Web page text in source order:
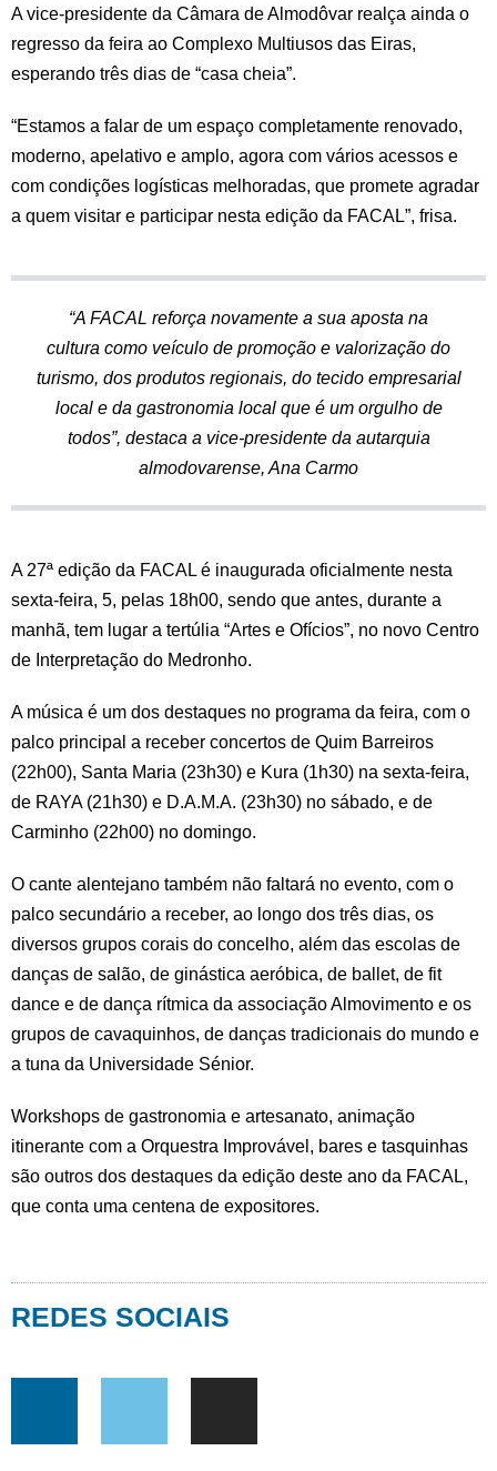
A vice-presidente da Câmara de Almodôvar realça ainda o
regresso da feira ao Complexo Multiusos das Eiras,
esperando três dias de “casa cheia”.
“Estamos a falar de um espaço completamente renovado,
moderno, apelativo e amplo, agora com vários acessos e
com condições logísticas melhoradas, que promete agradar
a quem visitar e participar nesta edição da FACAL”, frisa.
“A FACAL reforça novamente a sua aposta na
cultura como veículo de promoção e valorização do
turismo, dos produtos regionais, do tecido empresarial
local e da gastronomia local que é um orgulho de
todos”, destaca a vice-presidente da autarquia
almodovarense, Ana Carmo
A 27ª edição da FACAL é inaugurada oficialmente nesta
sexta-feira, 5, pelas 18h00, sendo que antes, durante a
manhã, tem lugar a tertúlia “Artes e Ofícios”, no novo Centro
de Interpretação do Medronho.
A música é um dos destaques no programa da feira, com o
palco principal a receber concertos de Quim Barreiros
(22h00), Santa Maria (23h30) e Kura (1h30) na sexta-feira,
de RAYA (21h30) e D.A.M.A. (23h30) no sábado, e de
Carminho (22h00) no domingo.
O cante alentejano também não faltará no evento, com o
palco secundário a receber, ao longo dos três dias, os
diversos grupos corais do concelho, além das escolas de
danças de salão, de ginástica aeróbica, de ballet, de fit
dance e de dança rítmica da associação Almovimento e os
grupos de cavaquinhos, de danças tradicionais do mundo e
a tuna da Universidade Sénior.
Workshops de gastronomia e artesanato, animação
itinerante com a Orquestra Improvável, bares e tasquinhas
são outros dos destaques da edição deste ano da FACAL,
que conta uma centena de expositores.
REDES SOCIAIS